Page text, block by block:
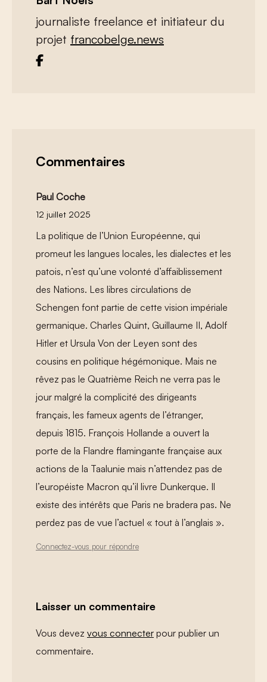
journaliste freelance et initiateur du
projet francobelge.news
Commentaires
Paul Coche
12 juillet 2025
La politique de l’Union Européenne, qui
promeut les langues locales, les dialectes et les
patois, n’est qu’une volonté d’affaiblissement
des Nations. Les libres circulations de
Schengen font partie de cette vision impériale
germanique. Charles Quint, Guillaume II, Adolf
Hitler et Ursula Von der Leyen sont des
cousins en politique hégémonique. Mais ne
rêvez pas le Quatrième Reich ne verra pas le
jour malgré la complicité des dirigeants
français, les fameux agents de l’étranger,
depuis 1815. François Hollande a ouvert la
porte de la Flandre flamingante française aux
actions de la Taalunie mais n’attendez pas de
l’européiste Macron qu’il livre Dunkerque. Il
existe des intérêts que Paris ne bradera pas. Ne
perdez pas de vue l’actuel « tout à l’anglais ».
Connectez-vous pour répondre
Laisser un commentaire
Vous devez vous connecter pour publier un
commentaire.